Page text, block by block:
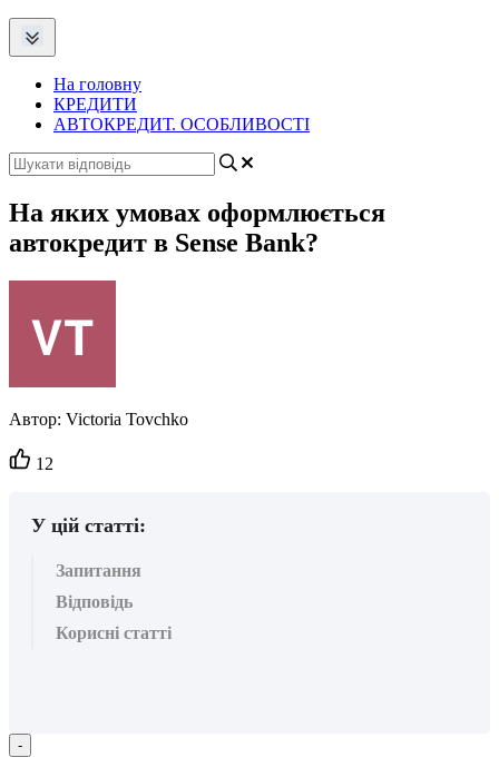
На головну
КРЕДИТИ
АВТОКРЕДИТ. ОСОБЛИВОСТІ
На яких умовах оформлюється
автокредит в Sense Bank?
Автор: Victoria Tovchko
Кількість
вподобайок:
12
У цій статті:
Запитання
Відповідь
Корисні статті
-